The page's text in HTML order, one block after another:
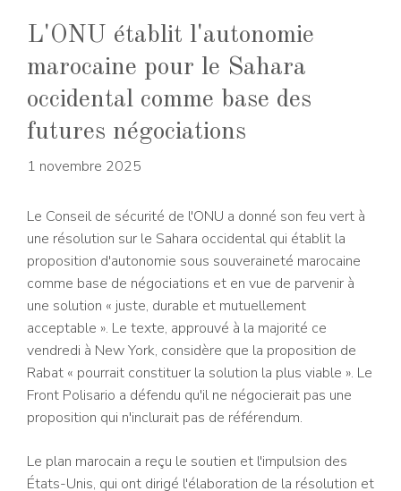
L'ONU établit l'autonomie
marocaine pour le Sahara
occidental comme base des
futures négociations
1 novembre 2025
Le Conseil de sécurité de l'ONU a donné son feu vert à
une résolution sur le Sahara occidental qui établit la
proposition d'autonomie sous souveraineté marocaine
comme base de négociations et en vue de parvenir à
une solution « juste, durable et mutuellement
acceptable ». Le texte, approuvé à la majorité ce
vendredi à New York, considère que la proposition de
Rabat « pourrait constituer la solution la plus viable ». Le
Front Polisario a défendu qu'il ne négocierait pas une
proposition qui n'inclurait pas de référendum.
Le plan marocain a reçu le soutien et l'impulsion des
États-Unis, qui ont dirigé l'élaboration de la résolution et